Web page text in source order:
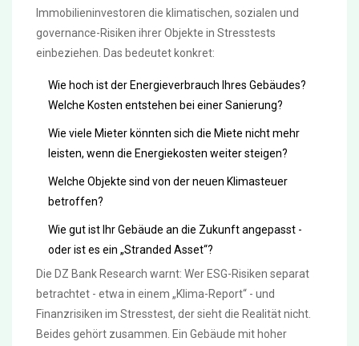
Immobilieninvestoren die klimatischen, sozialen und
governance-Risiken ihrer Objekte in Stresstests
einbeziehen. Das bedeutet konkret:
Wie hoch ist der Energieverbrauch Ihres Gebäudes?
Welche Kosten entstehen bei einer Sanierung?
Wie viele Mieter könnten sich die Miete nicht mehr
leisten, wenn die Energiekosten weiter steigen?
Welche Objekte sind von der neuen Klimasteuer
betroffen?
Wie gut ist Ihr Gebäude an die Zukunft angepasst -
oder ist es ein „Stranded Asset“?
Die DZ Bank Research warnt: Wer ESG-Risiken separat
betrachtet - etwa in einem „Klima-Report“ - und
Finanzrisiken im Stresstest, der sieht die Realität nicht.
Beides gehört zusammen. Ein Gebäude mit hoher